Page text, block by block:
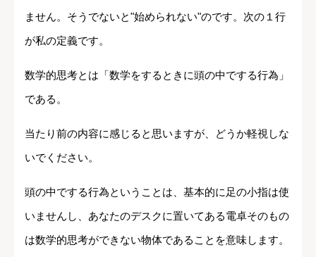
ません。そうでないと"始められない"のです。次の１行
が私の定義です。
数学的思考とは「数学をするときに頭の中でする行為」
である。
当たり前の内容に感じると思いますが、どうか軽視しな
いでください。
頭の中でする行為ということは、基本的に足の小指は使
いませんし、あなたのデスクに置いてある電卓そのもの
は数学的思考ができない物体であることを意味します。